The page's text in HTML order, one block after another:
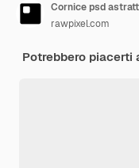
Cornice psd
rawpixel.com
Potrebbero piacerti